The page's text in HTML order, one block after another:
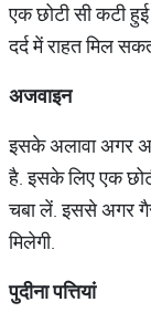
एक छोटी सी कटी
दर्द में राहत मिल
अजवाइन
इसके अलावा अगर
है. इसके लिए एक
चबा लें. इससे अगर
मिलेगी.
पुदीनापत्तियां